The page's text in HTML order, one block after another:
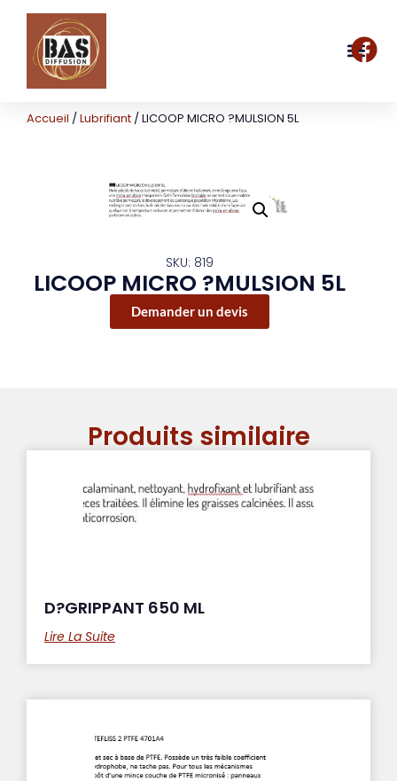
Accueil /Lubrifiant / LICOOP MICRO ?MULSION 5L
SKU: 819
LICOOP MICRO ?MULSION 5L
Demander un devis
Produits similaire
D?GRIPPANT 650 ML
Lire La Suite